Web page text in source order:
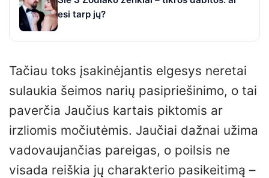
esi tarp jų?
Tačiau toks įsakinėjantis elgesys neretai
sulaukia šeimos narių pasipriešinimo, o tai
paverčia Jaučius kartais piktomis ar
irzliomis močiutėmis. Jaučiai dažnai užima
vadovaujančias pareigas, o poilsis ne
visada reiškia jų charakterio pasikeitimą –